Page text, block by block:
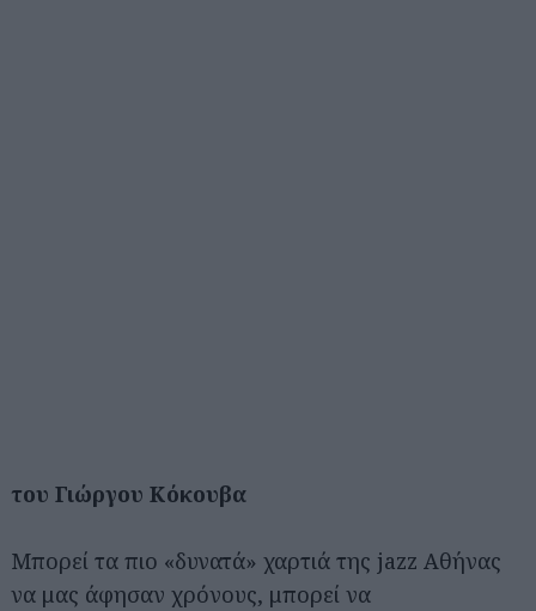
του Γιώργου Κόκουβα
Μπορεί τα πιο «δυνατά» χαρτιά της jazz Αθήνας
να μας άφησαν χρόνους, μπορεί να